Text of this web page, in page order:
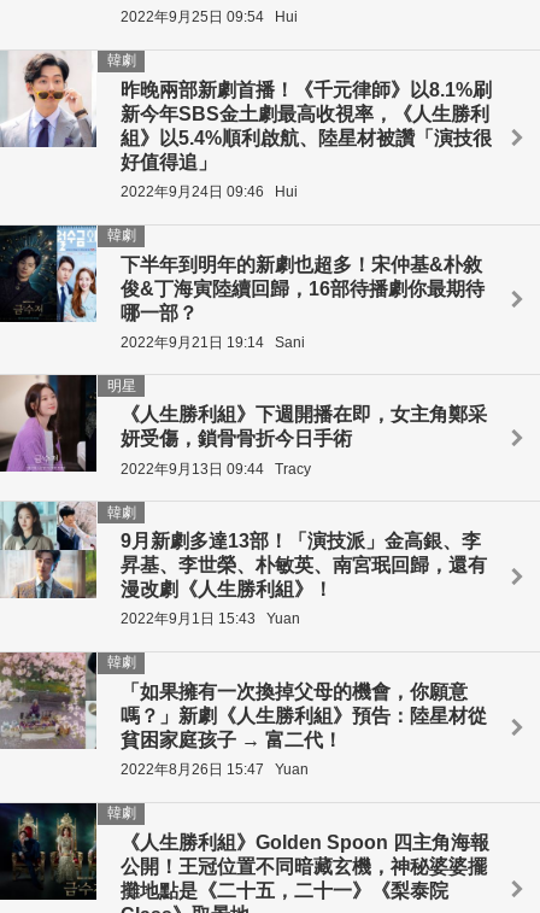
2022年9月25日 09:54 Hui
昨晚兩部新劇首播！《千元律師》以8.1%刷
新今年SBS金土劇最高收視率，《人生勝利
組》以5.4%順利啟航、陸星材被讚「演技很
好值得追」
韓劇
2022年9月24日 09:46 Hui
下半年到明年的新劇也超多！宋仲基&朴敘
俊&丁海寅陸續回歸，16部待播劇你最期待
哪一部？
韓劇
2022年9月21日 19:14 Sani
《人生勝利組》下週開播在即，女主角鄭采
妍受傷，鎖骨骨折今日手術
明星
2022年9月13日 09:44 Tracy
9月新劇多達13部！「演技派」金高銀、李
昇基、李世榮、朴敏英、南宮珉回歸，還有
漫改劇《人生勝利組》！
韓劇
2022年9月1日 15:43 Yuan
「如果擁有一次換掉父母的機會，你願意
嗎？」新劇《人生勝利組》預告：陸星材從
貧困家庭孩子 → 富二代！
韓劇
2022年8月26日 15:47 Yuan
《人生勝利組》Golden Spoon 四主角海報
公開！王冠位置不同暗藏玄機，神秘婆婆擺
攤地點是《二十五，二十一》《梨泰院
韓劇